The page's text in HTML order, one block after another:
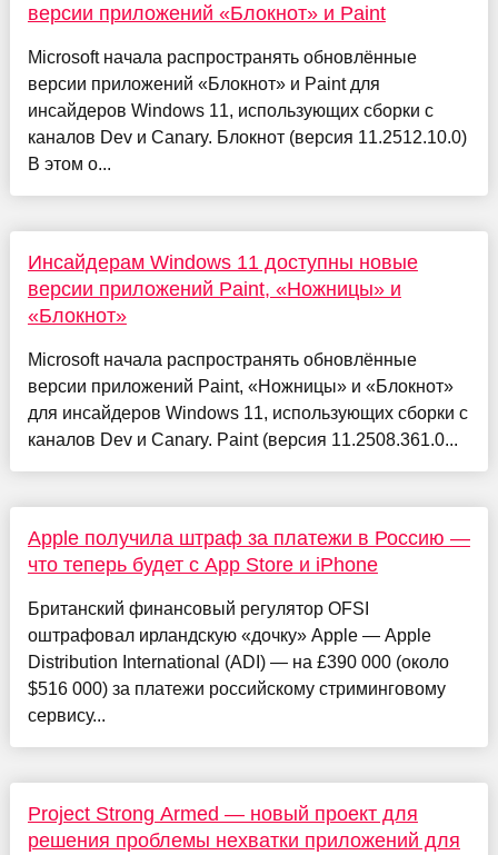
версии приложений «Блокнот» и Paint
Microsoft начала распространять обновлённые
версии приложений «Блокнот» и Paint для
инсайдеров Windows 11, использующих сборки с
каналов Dev и Canary. Блокнот (версия 11.2512.10.0)
В этом о...
Инсайдерам Windows 11 доступны новые
версии приложений Paint, «Ножницы» и
«Блокнот»
Microsoft начала распространять обновлённые
версии приложений Paint, «Ножницы» и «Блокнот»
для инсайдеров Windows 11, использующих сборки с
каналов Dev и Canary. Paint (версия 11.2508.361.0...
Apple получила штраф за платежи в Россию —
что теперь будет с App Store и iPhone
Британский финансовый регулятор OFSI
оштрафовал ирландскую «дочку» Apple — Apple
Distribution International (ADI) — на £390 000 (около
$516 000) за платежи российскому стриминговому
сервису...
Project Strong Armed — новый проект для
решения проблемы нехватки приложений для